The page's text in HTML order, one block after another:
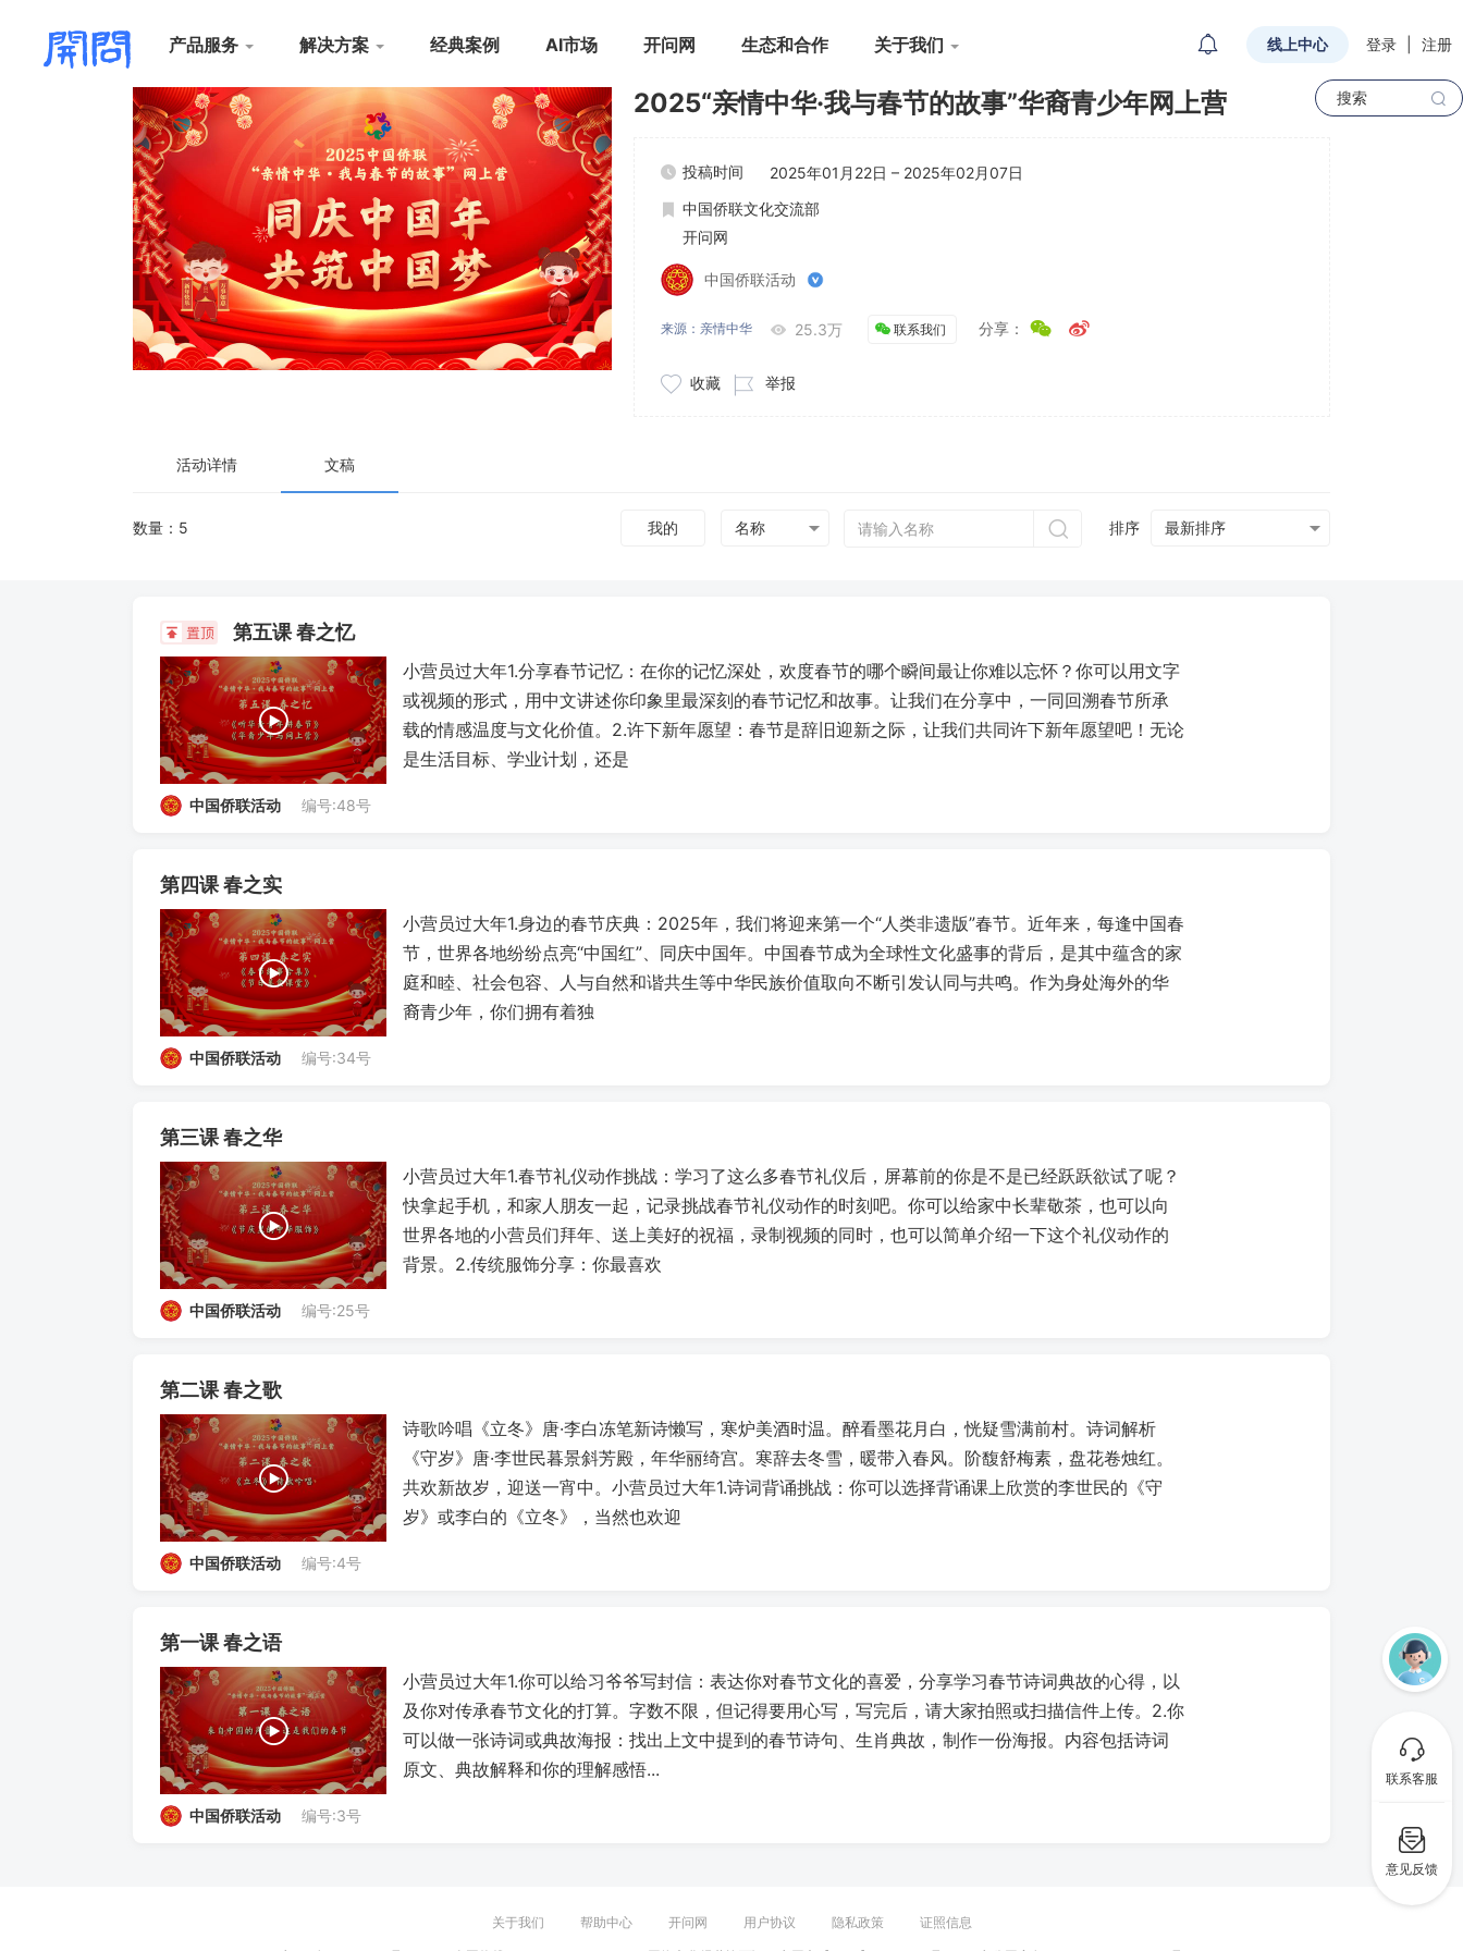
产品服务 解决方案 经典案例 AI市场 开问网 生态和合作 关于我们 登录 注册
线上中心
联系客服
意见反馈
2025“亲情中华·我与春节的故事”华裔青少年网上营
投稿时间 2025年01月22日 – 2025年02月07日
中国侨联文化交流部
开问网
中国侨联活动
来源：亲情中华 25.3万 联系我们 分享：
收藏 举报
活动详情 文稿
数量： 5 我的 排序
第五课 春之忆
小营员过大年1.分享春节记忆：在你的记忆深处，欢度春节的哪个瞬间最让你难以忘怀？你可以用文字
或视频的形式，用中文讲述你印象里最深刻的春节记忆和故事。让我们在分享中，一同回溯春节所承
载的情感温度与文化价值。2.许下新年愿望：春节是辞旧迎新之际，让我们共同许下新年愿望吧！无论
是生活目标、学业计划，还是
中国侨联活动 编号:48号
第四课 春之实
小营员过大年1.身边的春节庆典：2025年，我们将迎来第一个“人类非遗版”春节。近年来，每逢中国春
节，世界各地纷纷点亮“中国红”、同庆中国年。中国春节成为全球性文化盛事的背后，是其中蕴含的家
庭和睦、社会包容、人与自然和谐共生等中华民族价值取向不断引发认同与共鸣。作为身处海外的华
裔青少年，你们拥有着独
中国侨联活动 编号:34号
第三课 春之华
小营员过大年1.春节礼仪动作挑战：学习了这么多春节礼仪后，屏幕前的你是不是已经跃跃欲试了呢？
快拿起手机，和家人朋友一起，记录挑战春节礼仪动作的时刻吧。你可以给家中长辈敬茶，也可以向
世界各地的小营员们拜年、送上美好的祝福，录制视频的同时，也可以简单介绍一下这个礼仪动作的
背景。2.传统服饰分享：你最喜欢
中国侨联活动 编号:25号
第二课 春之歌
诗歌吟唱《立冬》唐·李白冻笔新诗懒写，寒炉美酒时温。醉看墨花月白，恍疑雪满前村。诗词解析
《守岁》唐·李世民暮景斜芳殿，年华丽绮宫。寒辞去冬雪，暖带入春风。阶馥舒梅素，盘花卷烛红。
共欢新故岁，迎送一宵中。小营员过大年1.诗词背诵挑战：你可以选择背诵课上欣赏的李世民的《守
岁》或李白的《立冬》，当然也欢迎
中国侨联活动 编号:4号
第一课 春之语
小营员过大年1.你可以给习爷爷写封信：表达你对春节文化的喜爱，分享学习春节诗词典故的心得，以
及你对传承春节文化的打算。字数不限，但记得要用心写，写完后，请大家拍照或扫描信件上传。2.你
可以做一张诗词或典故海报：找出上文中提到的春节诗句、生肖典故，制作一份海报。内容包括诗词
原文、典故解释和你的理解感悟...
中国侨联活动 编号:3号
关于我们 帮助中心 开问网 用户协议 隐私政策 证照信息